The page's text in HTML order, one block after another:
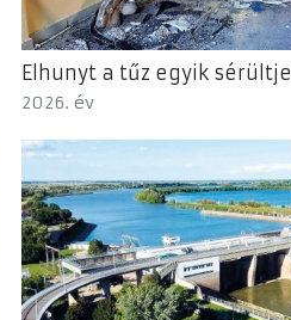
Elhunyt a tűz egyik sérültje
2026. év